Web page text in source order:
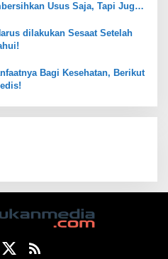
Usus Saja, Tapi Juga
dilakukan Sesaat Setelah
Bagi Kesehatan, Berikut